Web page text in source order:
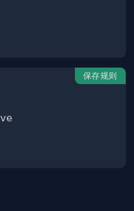
保存规则